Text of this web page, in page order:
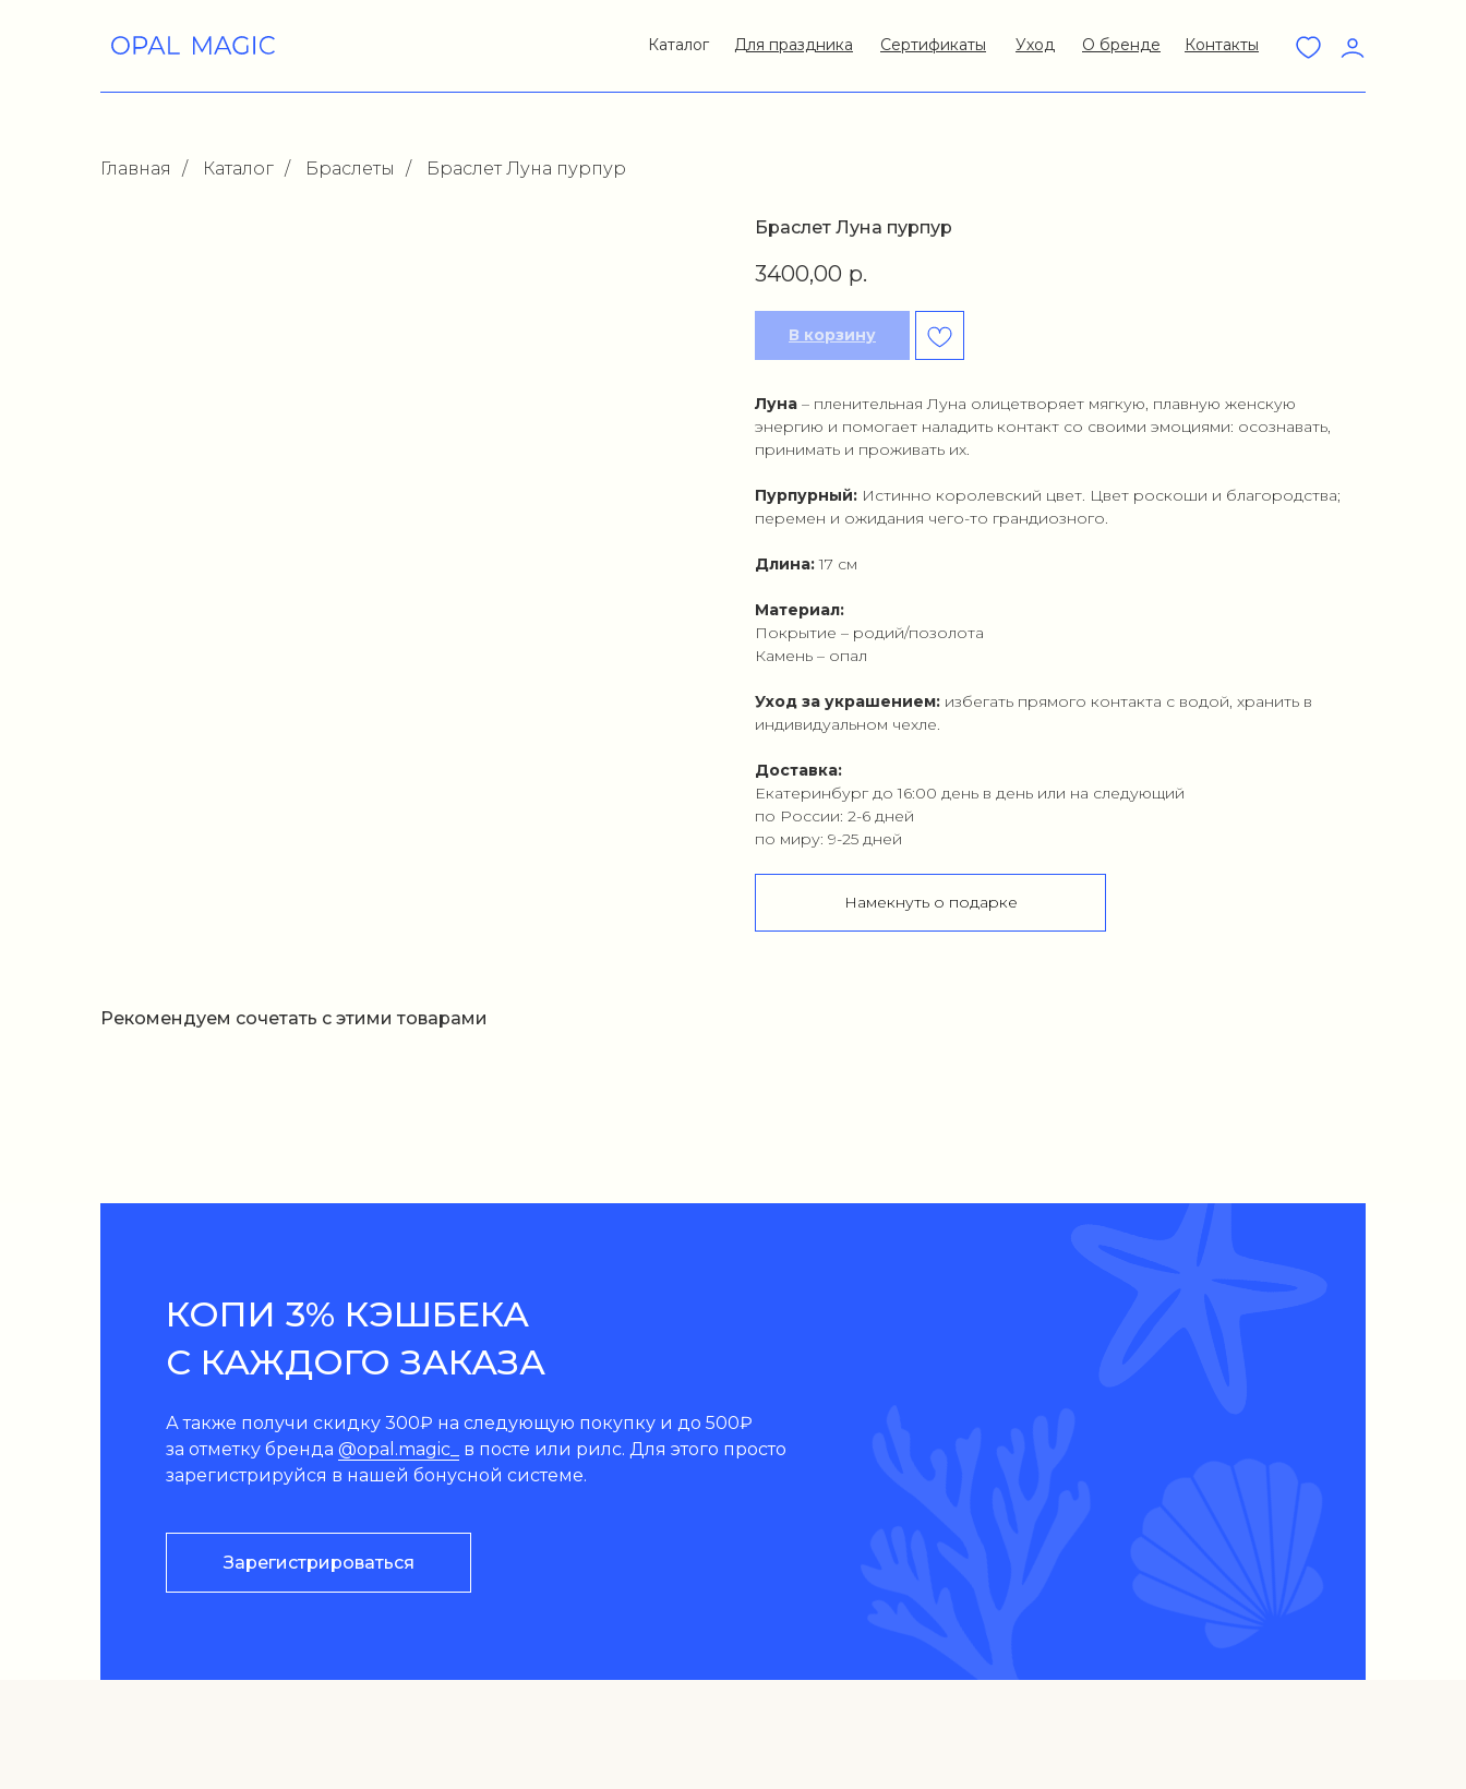
Каталог О бренде
Уход
Сертификаты Контакты
Для праздника
Главная / Каталог / Браслеты / Браслет Луна пурпур
Браслет Луна пурпур
3400,00 р.
В корзину
Луна – пленительная Луна олицетворяет мягкую, плавную женскую
энергию и помогает наладить контакт со своими эмоциями: осознавать,
принимать и проживать их.
Пурпурный: Истинно королевский цвет. Цвет роскоши и благородства;
перемен и ожидания чего-то грандиозного.
Длина:17 см
Материал:
Покрытие – родий/позолота
Камень – опал
Уход за украшением: избегать прямого контакта с водой, хранить в
индивидуальном чехле.
Доставка:
Екатеринбург до 16:00 день в день или на следующий
по России: 2-6 дней
по миру: 9-25 дней
Намекнуть о подарке
Рекомендуем сочетать с этими товарами
КОПИ 3% КЭШБЕКА
С КАЖДОГО ЗАКАЗА
Зарегистрироваться
А также получи скидку 300₽ на следующую покупку и до 500₽
за отметку бренда @opal.magic_
в посте или рилс. Для этого просто
зарегистрируйся в нашей бонусной системе.